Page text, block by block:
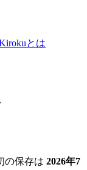
とは
の保存は 2026年7